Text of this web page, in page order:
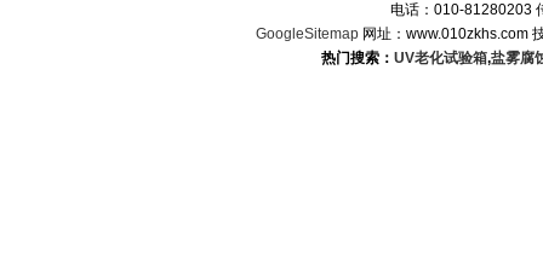
电话：010-81280203
GoogleSitemap 网址：www.010zkhs.com
热门搜索： UV老化试验箱,盐雾腐